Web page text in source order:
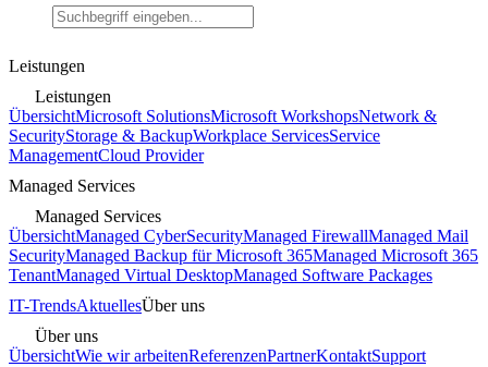
Leistungen
Leistungen
ÜbersichtMicrosoft SolutionsMicrosoft WorkshopsNetwork &
SecurityStorage & BackupWorkplace ServicesService
ManagementCloud Provider
Managed Services
Managed Services
ÜbersichtManaged CyberSecurityManaged FirewallManaged Mail
SecurityManaged Backup für Microsoft 365Managed Microsoft 365
TenantManaged Virtual DesktopManaged Software Packages
IT-TrendsAktuellesÜber uns
Über uns
ÜbersichtWie wir arbeitenReferenzenPartnerKontaktSupport